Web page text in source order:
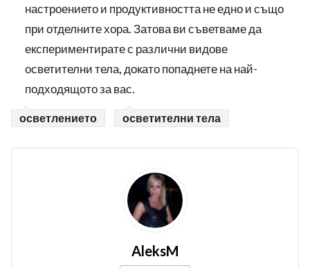
настроението и продуктивността не едно и също
при отделните хора. Затова ви съветваме да
експериментирате с различни видове
осветителни тела, докато попаднете на най-
подходящото за вас.
осветлението осветителни тела
AleksM